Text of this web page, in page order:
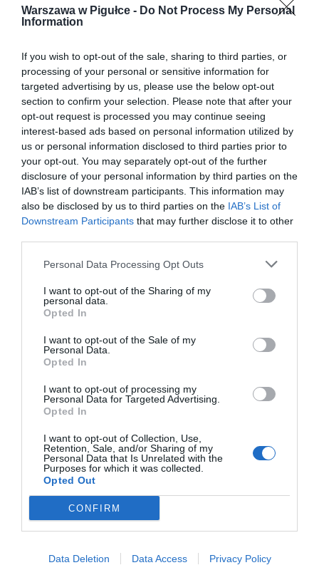
Warszawa w Pigułce - Do Not Process My Personal
Information
If you wish to opt-out of the sale, sharing to third parties, or
processing of your personal or sensitive information for
targeted advertising by us, please use the below opt-out
section to confirm your selection. Please note that after your
opt-out request is processed you may continue seeing
interest-based ads based on personal information utilized by
us or personal information disclosed to third parties prior to
your opt-out. You may separately opt-out of the further
disclosure of your personal information by third parties on the
IAB’s list of downstream participants. This information may
also be disclosed by us to third parties on the IAB’s List of
Downstream Participants that may further disclose it to other
Personal Data Processing Opt Outs
I want to opt-out of the Sharing of my
personal data.
Opted In
I want to opt-out of the Sale of my
Personal Data.
Opted In
I want to opt-out of processing my
Personal Data for Targeted Advertising.
Opted In
I want to opt-out of Collection, Use,
Retention, Sale, and/or Sharing of my
Personal Data that Is Unrelated with the
Purposes for which it was collected.
Opted Out
CONFIRM
Data Deletion Data Access Privacy Policy